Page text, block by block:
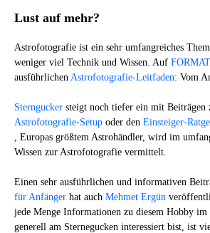
Lust auf mehr?
Astrofotografie ist ein sehr umfangreiches
weniger viel Technik und Wissen. Auf FORMAT
ausführlichen Astrofotografie-Leitfaden: Vom
Sterngucker steigt noch tiefer ein mit Beiträgen
Astrofotografie-Setup oder den Einsteiger-
, Europas größtem Astrohändler, wird im
Wissen zur Astrofotografie vermittelt.
Einen sehr ausführlichen und informativen
für Anfänger hat auch Mehmet Ergün
jede Menge Informationen zu diesem Hobby
generell am Sternegucken interessiert bist, ist